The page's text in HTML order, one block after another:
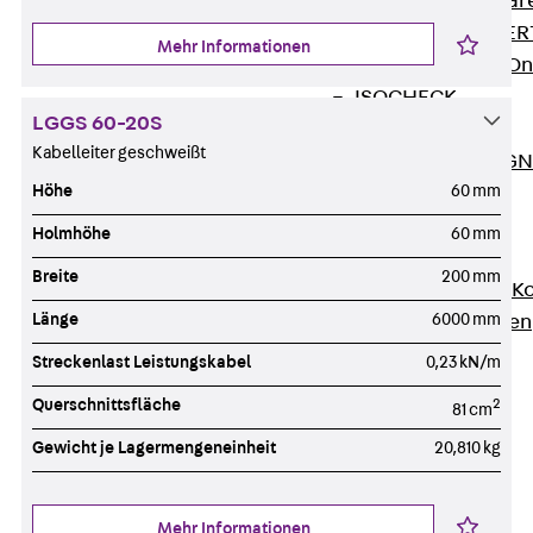
JORDAHL®
JORDAHL® JVB
ISOCHECK
FERBOX®-
Zurück Services
Beratung, Planung,
Individuelle Lösungen
Ausbau
Ausbau
Kabeltragsysteme
Mehr Informationen
LGGS 60-20S
Kabelleiter geschweißt
Höhe 60 mm
Holmhöhe 60 mm
Breite 200 mm
Länge 6000 mm
Streckenlast Leistungskabel 0,23 kN/m
Querschnittsfläche 81 cm2
Gewicht je Lagermengeneinheit 20,810 kg
Mehr Informationen